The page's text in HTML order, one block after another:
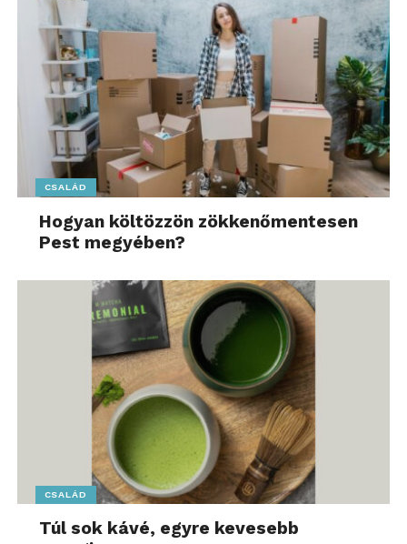
CSALÁD
Hogyan költözzön zökkenőmentesen
Pest megyében?
CSALÁD
Túl sok kávé, egyre kevesebb